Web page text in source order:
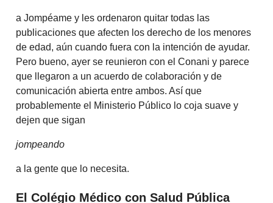
a Jompéame y les ordenaron quitar todas las
publicaciones que afecten los derecho de los menores
de edad, aún cuando fuera con la intención de ayudar.
Pero bueno, ayer se reunieron con el Conani y parece
que llegaron a un acuerdo de colaboración y de
comunicación abierta entre ambos. Así que
probablemente el Ministerio Público lo coja suave y
dejen que sigan
jompeando
a la gente que lo necesita.
El Colégio Médico con Salud Pública